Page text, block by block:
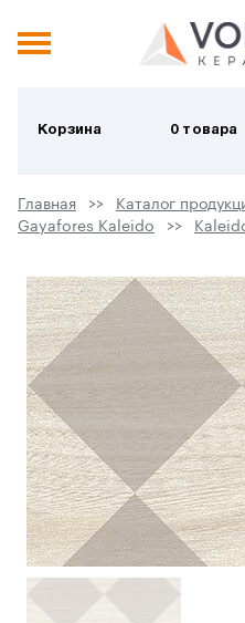
Корзина 0 товара
Главная Каталог
Gayafores Kaleido